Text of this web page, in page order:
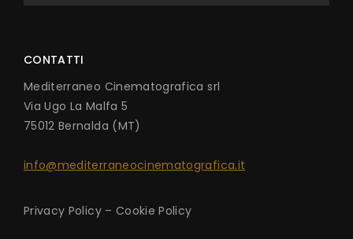
CONTATTI
Mediterraneo Cinematografica srl
Via Ugo La Malfa 5
75012 Bernalda (MT)
info@mediterraneocinematografica.it
Privacy Policy– Cookie Policy